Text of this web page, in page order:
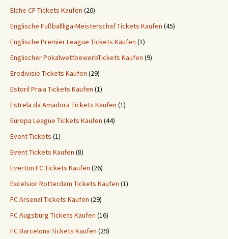
Elche CF Tickets Kaufen (20)
Englische Fußballliga-Meisterschaf Tickets Kaufen (45)
Englische Premier League Tickets Kaufen (1)
Englischer PokalwettbewerbTickets Kaufen (9)
Eredivisie Tickets Kaufen (29)
Estoril Praia Tickets Kaufen (1)
Estrela da Amadora Tickets Kaufen (1)
Europa League Tickets Kaufen (44)
Event Tickets (1)
Event Tickets Kaufen (8)
Everton FC Tickets Kaufen (26)
Excelsior Rotterdam Tickets Kaufen (1)
FC Arsenal Tickets Kaufen (29)
FC Augsburg Tickets Kaufen (16)
FC Barcelona Tickets Kaufen (29)